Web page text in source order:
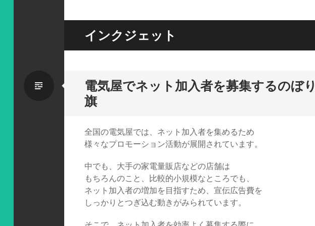
インクジェット
電気屋でネット加入者を募集するのぼ
旗
全国の電気屋では、ネット加入者を集めるため
様々なプロモーション活動が展開されています。
中でも、大手の家電量販店などの店舗は
もちろんのこと、比較的小規模なところでも、
ネット加入者の増加を目指すため、宣伝広告費を
しっかりとつぎ込む動きがみられています。